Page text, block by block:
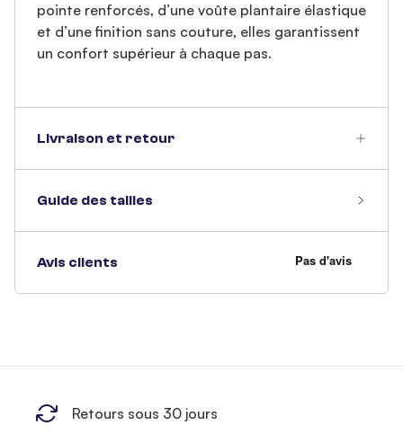
pointe renforcés, d’une voûte plantaire élastique
et d’une finition sans couture, elles garantissent
un confort supérieur à chaque pas.
Livraison et retour
Guide des tailles
Avis clients
Retours sous 30 jours